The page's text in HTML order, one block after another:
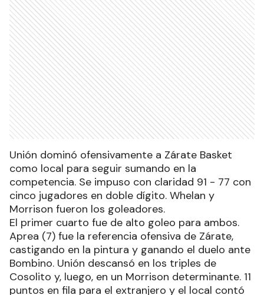
Unión dominó ofensivamente a Zárate Basket
como local para seguir sumando en la
competencia. Se impuso con claridad 91 - 77 con
cinco jugadores en doble dígito. Whelan y
Morrison fueron los goleadores.
El primer cuarto fue de alto goleo para ambos.
Aprea (7) fue la referencia ofensiva de Zárate,
castigando en la pintura y ganando el duelo ante
Bombino. Unión descansó en los triples de
Cosolito y, luego, en un Morrison determinante. 11
puntos en fila para el extranjero y el local contó